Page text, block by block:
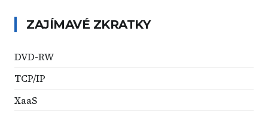
ZAJÍMAVÉ ZKRATKY
DVD-RW
TCP/IP
XaaS